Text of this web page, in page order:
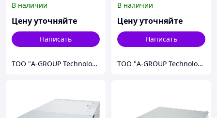
Huawei D2020-64G-SAS-AC
01 OceanStor Dorado 2020
В наличии
Цену уточняйте
Написать
ТОО "A-GROUP Technologies"
(64GB Cache) 2U24 SFF V2
7Y75
В наличии
Цену уточняйте
Написать
ТОО "A-GROUP Technologies"